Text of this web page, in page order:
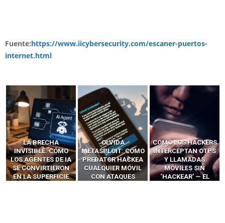
Fuente:https://www.iicybersecurity.com/escaner-puertos-
internet.html
OLVIDA
METASPLOIT: CÓMO
PREDATOR HACKEA
CUALQUIER MÓVIL
CON ATAQUES
CÓMO LOS HACKERS
INTERCEPTAN OTPS
Y LLAMADAS
MÓVILES SIN
‘HACKEAR’ — EL
13 TÉCNICAS
RIDÍCULAMENTE
FÁCILES PARA
HACKEAR Y
EXPLOTAR